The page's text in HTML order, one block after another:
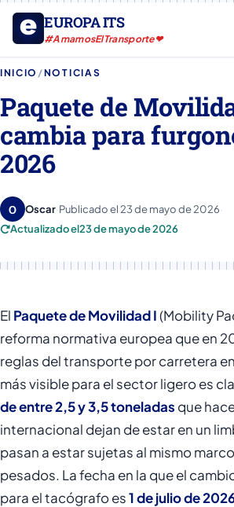
EUROPA ITS
#AmamosElTransporte❤
INICIO /NOTICIAS
Paquete de
cambia para
2026
O Oscar·Publicado el23 de mayo de 2026·
Actualizado el23 de mayo de 2026
El Paquete de Movilidad I(Mobility
reforma normativa europea que en
reglas del transporte por carretera
más visible para el sector ligero es
de entre 2,5 y 3,5 toneladas que
internacional dejan de estar en un
pasan a estar sujetas al mismo
pesados. La fecha en la que el
para el tacógrafo es1 de julio de